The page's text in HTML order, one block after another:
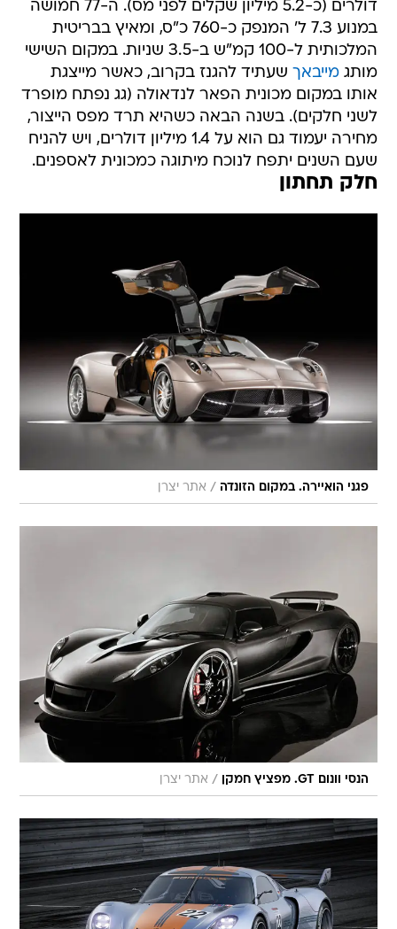
דולרים (כ-5.2 מיליון שקלים לפני מס). ה-77 חמושה
במנוע 7.3 ל' המנפק כ-760 כ"ס, ומאיץ בבריטית
המלכותית ל-100 קמ"ש ב-3.5 שניות. במקום השישי
מותגמייבאך שעתיד להגנז בקרוב, כאשר מייצגת
אותו במקום מכונית הפאר לנדאולה (גג נפתח מופרד
לשני חלקים). בשנה הבאה כשהיא תרד מפס הייצור,
מחירה יעמוד גם הוא על 1.4 מיליון דולרים, ויש להניח
שעם השנים יתפח לנוכח מיתוגה כמכונית לאספנים.
חלק תחתון
פגני הואיירה. במקום הזונדה / אתר יצרן
הנסי וונום GT. מפציץ חמקן / אתר יצרן